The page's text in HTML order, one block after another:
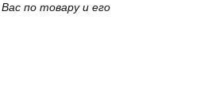
по товару и его